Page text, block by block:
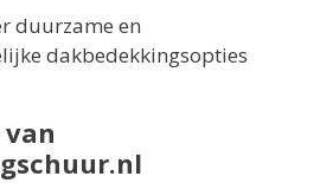
duurzame en
dakbedekkingsopties
van